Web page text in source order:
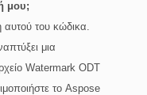
μου;
του κώδικα.
μια
Watermark ODT
το Aspose